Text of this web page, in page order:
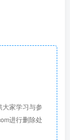
# 小苹果
# 电视盒子
最新电视直播
# 直
家学习与参
进行删除处